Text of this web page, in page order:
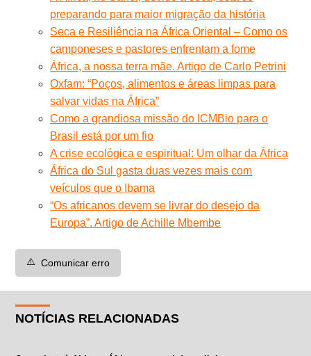
preparando para maior migração da história
Seca e Resiliência na África Oriental – Como os
camponeses e pastores enfrentam a fome
África, a nossa terra mãe. Artigo de Carlo Petrini
Oxfam: “Poços, alimentos e áreas limpas para
salvar vidas na África”
Como a grandiosa missão do ICMBio para o
Brasil está por um fio
A crise ecológica e espiritual: Um olhar da África
África do Sul gasta duas vezes mais com
veículos que o Ibama
“Os africanos devem se livrar do desejo da
Europa”. Artigo de Achille Mbembe
⚠️ Comunicar erro
NOTÍCIAS RELACIONADAS